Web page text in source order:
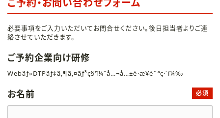
ご予約・お問い合わせフォーム
必要事項をご入力いただいてお問合せください。後日担当者よりご連
絡させていただきます。
ご予約企業向け研修
Webãƒ»DTPãƒ‡ã‚¶ã‚¤ãƒ³ç§‘ï¼ˆå…¬å…±è·æ¥­è¨“ç·´ï¼‰
お名前 必須